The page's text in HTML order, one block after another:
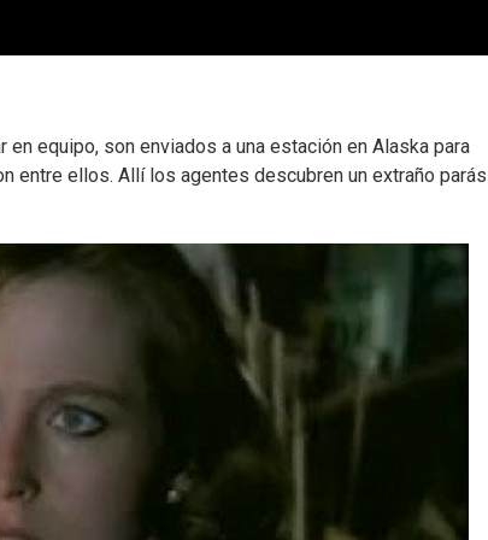
equipo, son enviados a una estación en Alaska para
entre ellos. Allí los agentes descubren un extraño